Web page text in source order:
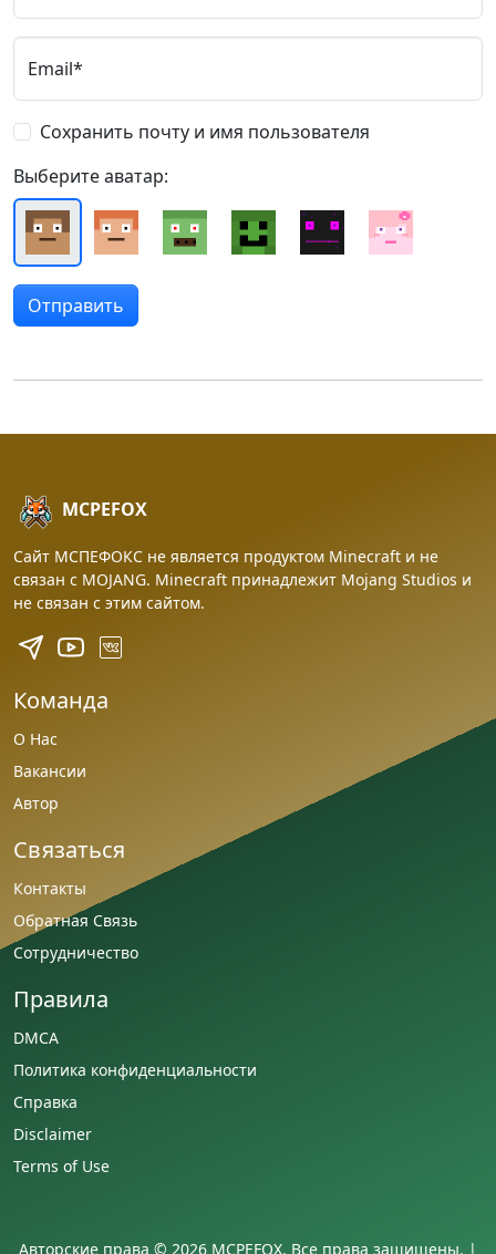
Email*
Сохранить почту и имя пользователя
Выберите аватар:
MCPEFOX
Сайт МСПЕФОКС не является продуктом Minecraft и не
связан с MOJANG. Minecraft принадлежит Mojang Studios и
не связан с этим сайтом.
Команда
О Нас
Вакансии
Автор
Связаться
Контакты
Обратная Связь
Сотрудничество
Правила
DMCA
Политика конфиденциальности
Справка
Disclaimer
Terms of Use
Авторские права © 2026 MCPEFOX. Все права защищены. |